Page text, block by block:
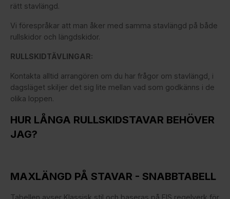
rätt stavlängd.
Vi förespråkar att man åker med samma stavlängd på både
rullskidor och längdskidor.
RULLSKIDTÄVLINGAR:
Kontakta alltid arrangören om du har frågor om stavlängd, i
dagsläget skiljer det sig lite mellan vad som godkänns i de
olika loppen.
HUR LÅNGA RULLSKIDSTAVAR BEHÖVER
JAG?
MAXLÄNGD PÅ STAVAR - SNABBTABELL